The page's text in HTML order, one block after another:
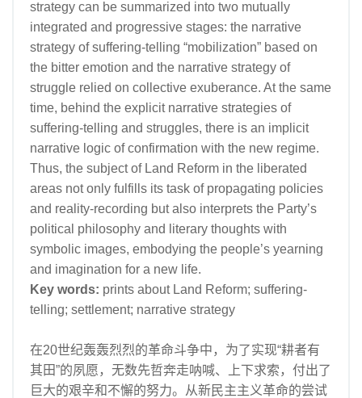
strategy can be summarized into two mutually
integrated and progressive stages: the narrative
strategy of suffering-telling “mobilization” based on
the bitter emotion and the narrative strategy of
struggle relied on collective exuberance. At the same
time, behind the explicit narrative strategies of
suffering-telling and struggles, there is an implicit
narrative logic of confirmation with the new regime.
Thus, the subject of Land Reform in the liberated
areas not only fulfills its task of propagating policies
and reality-recording but also interprets the Party’s
political philosophy and literary thoughts with
symbolic images, embodying the people’s yearning
and imagination for a new life.
Key words: prints about Land Reform; suffering-
telling; settlement; narrative strategy
在20世纪轰轰烈烈的革命斗争中，为了实现“耕者有
其田”的夙愿，无数先哲奔走呐喊、上下求索，付出了
巨大的艰辛和不懈的努力。从新民主主义革命的尝试